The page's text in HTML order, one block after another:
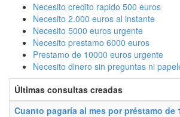
Necesito credito rapido 500 euros
Necesito 2.000 euros al instante
Necesito 5000 euros urgente
Necesito prestamo 6000 euros
Prestamo de 10000 euros urgente
Necesito dinero sin preguntas ni
Últimas consultas creadas
Cuanto pagaría al mes por préstamo de